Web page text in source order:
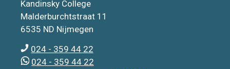
Kandinsky College
Malderburchtstraat 11
6535 ND Nijmegen
024 - 359 44 22
024 - 359 44 22